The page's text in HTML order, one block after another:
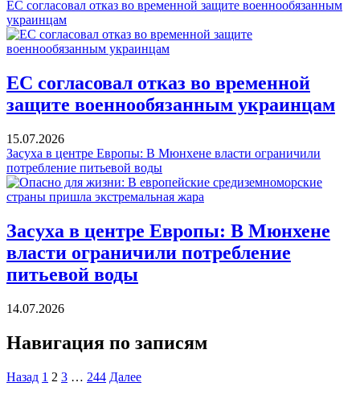
ЕС согласовал отказ во временной защите военнообязанным
украинцам
ЕС согласовал отказ во временной
защите военнообязанным украинцам
15.07.2026
Засуха в центре Европы: В Мюнхене власти ограничили
потребление питьевой воды
Засуха в центре Европы: В Мюнхене
власти ограничили потребление
питьевой воды
14.07.2026
Навигация по записям
Назад 1 2 3 … 244 Далее